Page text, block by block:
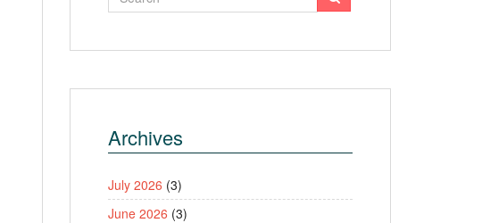
Archives
July 2026 (3)
June 2026 (3)